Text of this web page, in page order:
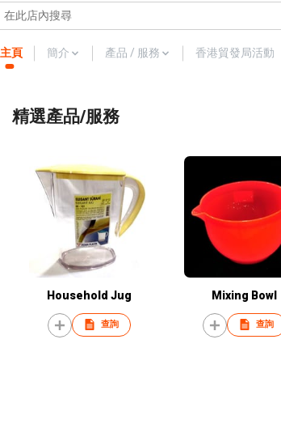
主頁 簡介 產品 / 服務 香港貿發局活動
精選產品/服務
Household Jug
查詢
Mixing Bowl
查詢